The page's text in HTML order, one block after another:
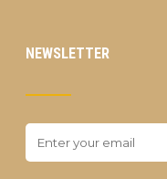
NEWSLETTER